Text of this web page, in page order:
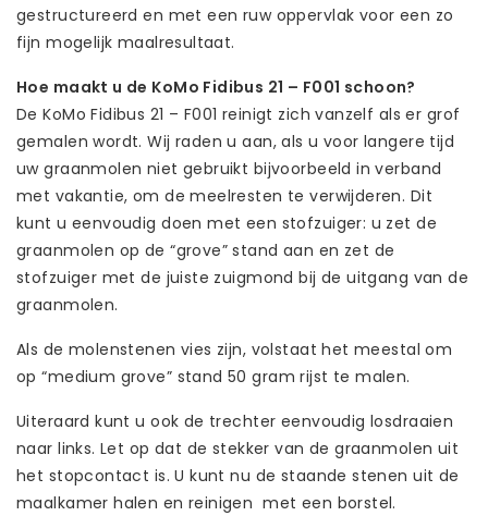
gestructureerd en met een ruw oppervlak voor een zo
fijn mogelijk maalresultaat.
Hoe maakt u de KoMo Fidibus 21 – F001 schoon?
De KoMo Fidibus 21 – F001 reinigt zich vanzelf als er grof
gemalen wordt. Wij raden u aan, als u voor langere tijd
uw graanmolen niet gebruikt bijvoorbeeld in verband
met vakantie, om de meelresten te verwijderen. Dit
kunt u eenvoudig doen met een stofzuiger: u zet de
graanmolen op de “grove” stand aan en zet de
stofzuiger met de juiste zuigmond bij de uitgang van de
graanmolen.
Als de molenstenen vies zijn, volstaat het meestal om
op “medium grove” stand 50 gram rijst te malen.
Uiteraard kunt u ook de trechter eenvoudig losdraaien
naar links. Let op dat de stekker van de graanmolen uit
het stopcontact is. U kunt nu de staande stenen uit de
maalkamer halen en reinigen met een borstel.